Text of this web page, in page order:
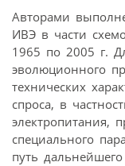
Авторами
ИВЭ в части
1965 по 2005 г.
эволюционного
технических
спроса, в
электропитания,
специального
путь